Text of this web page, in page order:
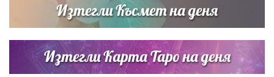
Изтегли Късмет на деня
Изтегли Карта Таро на деня